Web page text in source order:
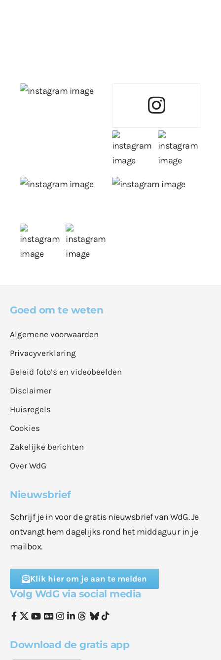
Goed om te weten
Algemene voorwaarden
Privacyverklaring
Beleid foto’s en videobeelden
Disclaimer
Huisregels
Cookies
Zakelijke berichten
Over WdG
Nieuwsbrief
Schrijf je in voor de gratis nieuwsbrief van WdG. Je
ontvangt hem dagelijks rond het middaguur in je
mailbox.
Klik hier om je aan te melden
Volg WdG via social media
Download de gratis app